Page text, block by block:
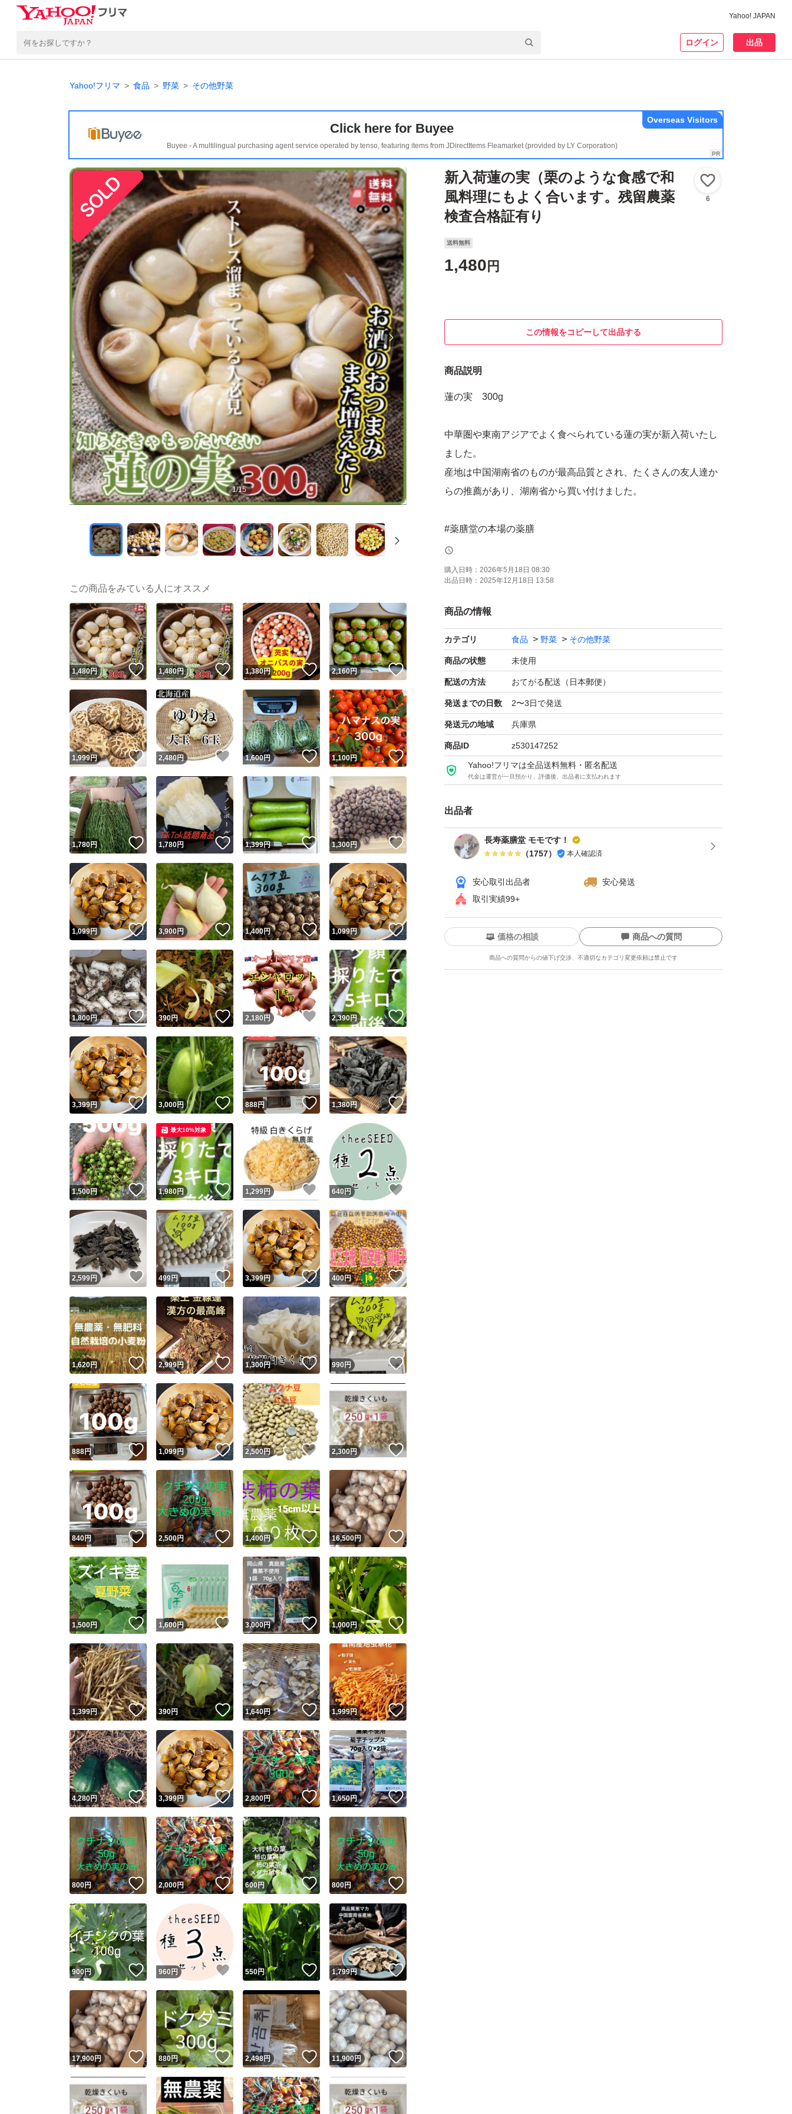
Yahoo! JAPAN
ログイン 出品
Yahoo!フリマ 食品 野菜 その他野菜
Click here for Buyee
Buyee - A multilingual purchasing agent service operated by tenso, featuring items from JDirectItems Fleamarket (provided by LY Corporation)
Overseas Visitors
1/15
新入荷蓮の実（栗のような食感で和
風料理にもよく合います。残留農薬
検査合格証有り
6
送料無料
1,480 円
この情報をコピーして出品する
商品説明
蓮の実 300g
中華圏や東南アジアでよく食べられている蓮の実が新入荷いたし
ました。
産地は中国湖南省のものが最高品質とされ、たくさんの友人達か
らの推薦があり、湖南省から買い付けました。
#薬膳堂の本場の薬膳
薬膳的には脾臓を守り、内臓バランスを整えて、精力増強、婦人
病の改善効果などが言われておりますが、私が注目するのは、蓮
の実には体内の塩分を外部に排出する効能があり、特に女性に多
中華圏ではスープに使ったり、栗のような甘さがある事から甘い
ものにしたり、蓮の実お粥にしたりしますが、日本料理にもよく
合いますのでレシピをひとつ書いておきます。
商品名 蓮の実
産地 中国 湖南省
内容量 300g
大規模な産地で小舟で収穫しており、自然栽培です。産地での残
留農薬検査済み。
★蓮の実の卵とじ★
①鍋に水を張り蓮の実を入れて沸騰さ
せます。
一度ザルにあけもう一度実が柔らか
くなるまでゆがきます。
購入日時： 2026年5月18日 08:30
出品日時： 2025年12月18日 13:58
商品の情報
カテゴリ 食品 野菜 その他野菜
商品の状態 未使用
配送の方法 おてがる配送（日本郵便）
発送までの日数 2〜3日で発送
発送元の地域 兵庫県
商品ID z530147252
Yahoo!フリマは全品送料無料・匿名配送
代金は運営が一旦預かり、評価後、出品者に支払われます
出品者
長寿薬膳堂 モモです！
（1757） 本人確認済
安心取引出品者
安心発送
取引実績99+
ユーザーの実績について
Yahoo!フリマが定めた一定の基準を満たしたユーザーにバッジを付与しています
安心取引出品者
安心取引出品者 Yahoo!フリマの基準をクリアした安心・安全なユーザーです
取引実績
取引実績◯+ このユーザーはYahoo!フリマの取引を完了させた実績があります
他フリマ実績◯+ このユーザーは他フリマサービスでの取引実績があります
スピード&安心発送
※このバッジは実績に基づく表示であり、発送を保証しているものではありません
スピード＆安心発送
このユーザーは高頻度で24時間以内＆設定した発送日数内に発送してい
ます
スピード発送 このユーザーは高頻度で24時間以内に発送しています
安心発送 このユーザーは設定した発送日数内に発送しています
価格の相談 商品への質問
商品への質問からの値下げ交渉、不適切なカテゴリ変更依頼は禁止です
この商品の情報をコピーします
商品画像の無断転載は禁止されています
コピーは1商品につき1回 です
出品ページへ
キャンセル
この商品をみている人にオススメ
1,480円 いいね！
1,480円 いいね！
1,380円 いいね！
2,160円 いいね！
1,999円 いいね！
2,480円 いいね！
1,600円 いいね！
1,100円 いいね！
1,780円 いいね！
1,780円 いいね！
1,399円 いいね！
1,300円
1,099円 いいね！
3,900円 いいね！
1,400円 いいね！
1,099円 いいね！
1,800円 いいね！
390円 いいね！
2,180 円 いいね！
2,390円 いいね！
3,399円 いいね！
3,000円 いいね！
888円 いいね！
1,380円 いいね！
1,500円 いいね！
1,980円 いいね！
最大10%対象
1,299円 いいね！
640円
2,599円 いいね！
499円 いいね！
3,399円 いいね！
400円 いいね！
1,620円 いいね！
2,999円 いいね！
1,300円 いいね！
990円 いいね！
888円 いいね！
1,099円 いいね！
2,500円 いいね！
2,300円 いいね！
840円 いいね！
2,500円 いいね！
1,400円 いいね！
16,500円 いいね！
1,500円 いいね！
1,600円 いいね！
3,000円 いいね！
1,000円
1,399円 いいね！
390円 いいね！
1,640円 いいね！
1,999円 いいね！
4,280円 いいね！
3,399円 いいね！
2,800円 いいね！
1,650円 いいね！
800円 いいね！
2,000円 いいね！
600円 いいね！
800円 いいね！
900円 いいね！
960 円 いいね！
550円 いいね！
1,799円 いいね！
17,900円 いいね！
880円 いいね！
2,498円 いいね！
11,900円 いいね！